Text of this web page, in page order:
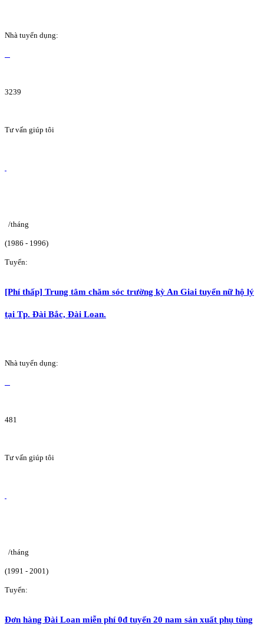
Nhà tuyển dụng:
3239
Tư vấn giúp tôi
/tháng
(1986 - 1996)
Tuyển:
[Phí thấp] Trung tâm chăm sóc trường kỳ An Giai tuyển nữ hộ lý
tại Tp. Đài Bắc, Đài Loan.
Nhà tuyển dụng:
481
Tư vấn giúp tôi
/tháng
(1991 - 2001)
Tuyển:
Đơn hàng Đài Loan miễn phí 0đ tuyển 20 nam sản xuất phụ tùng